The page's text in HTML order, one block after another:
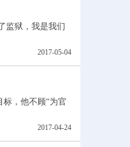
监狱，我是我们
2017-05-04
，他不顾“为官
2017-04-24